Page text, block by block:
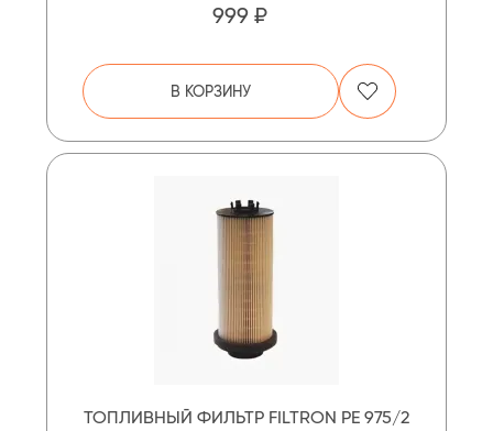
999 ₽
В КОРЗИНУ
ТОПЛИВНЫЙ ФИЛЬТР FILTRON PE 975/2